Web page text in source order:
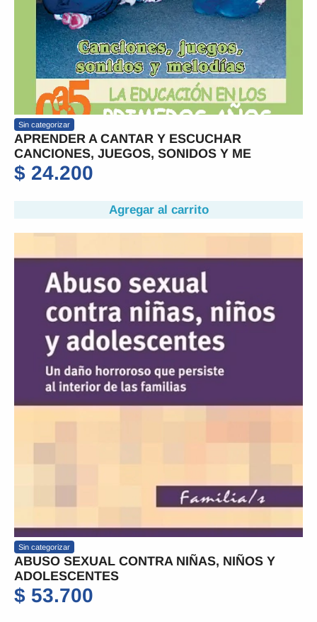
Sin categorizar
APRENDER A CANTAR Y ESCUCHAR
CANCIONES, JUEGOS, SONIDOS Y ME
$ 24.200
Agregar al carrito
Sin categorizar
ABUSO SEXUAL CONTRA NIÑAS, NIÑOS Y
ADOLESCENTES
$ 53.700